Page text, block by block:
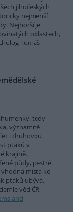
jihočeských
nejmenší
Nejhorší je
oblastech,
Tomáš
tedy
významně
i druhovou
ptáků v
krajině.
půdy, pestré
místa ke
ptáků ubývá,
věd ČR,
and